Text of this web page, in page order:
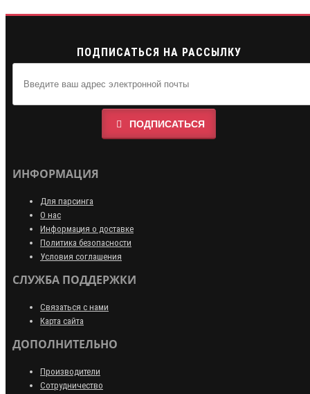
ПОДПИСАТЬСЯ НА РАССЫЛКУ
ПОДПИСАТЬСЯ
ИНФОРМАЦИЯ
Для парсинга
О нас
Информация о доставке
Политика безопасности
Условия соглашения
СЛУЖБА ПОДДЕРЖКИ
Связаться с нами
Карта сайта
ДОПОЛНИТЕЛЬНО
Производители
Сотрудничество